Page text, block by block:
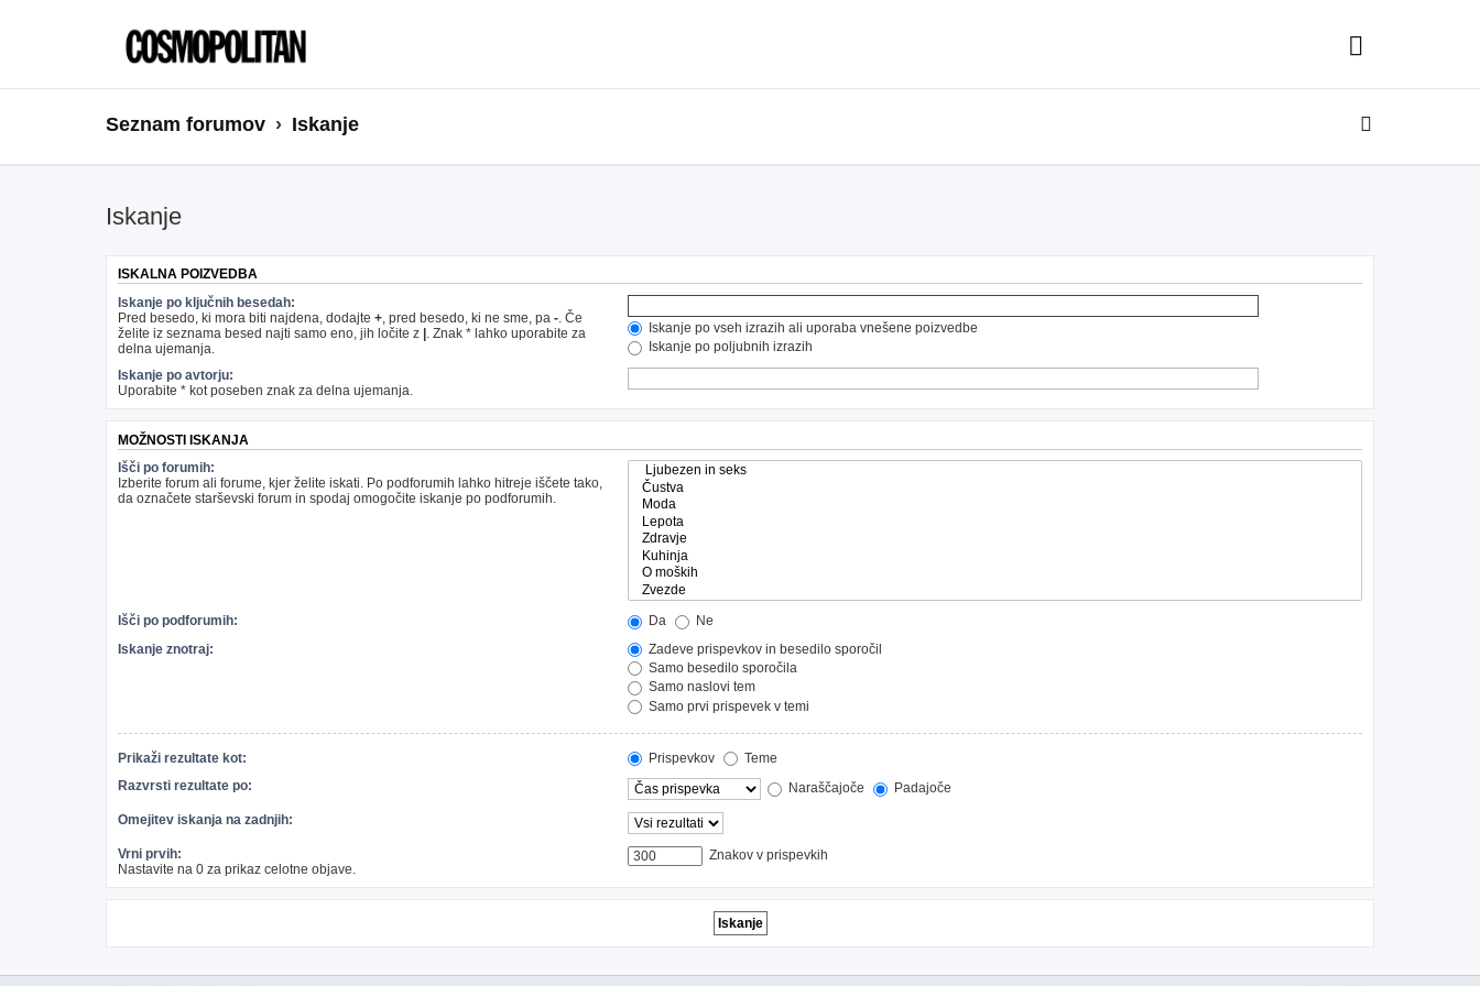
Seznam forumov Iskanje
Iskanje
ISKALNA POIZVEDBA
Iskanje po ključnih besedah:
Pred besedo, ki mora biti najdena, dodajte +, pred besedo, ki ne sme, pa -. Če
želite iz seznama besed najti samo eno, jih ločite z . Znak * lahko uporabite za
delna ujemanja.
Iskanje po vseh izrazih ali uporaba vnešene poizvedbe
Iskanje po poljubnih izrazih
Iskanje po avtorju:
Uporabite * kot poseben znak za delna ujemanja.
MOŽNOSTI ISKANJA
Išči po forumih:
Izberite forum ali forume, kjer želite iskati. Po podforumih lahko hitreje iščete tako,
da označete starševski forum in spodaj omogočite iskanje po podforumih.
Išči po podforumih: Da
Ne
Iskanje znotraj:
Zadeve prispevkov in besedilo sporočil
Samo besedilo sporočila
Samo naslovi tem
Samo prvi prispevek v temi
Prikaži rezultate kot: Prispevkov
Teme
Razvrsti rezultate po:
Naraščajoče Padajoče
Omejitev iskanja na zadnjih:
Vrni prvih:
Nastavite na 0 za prikaz celotne objave.
Znakov v prispevkih